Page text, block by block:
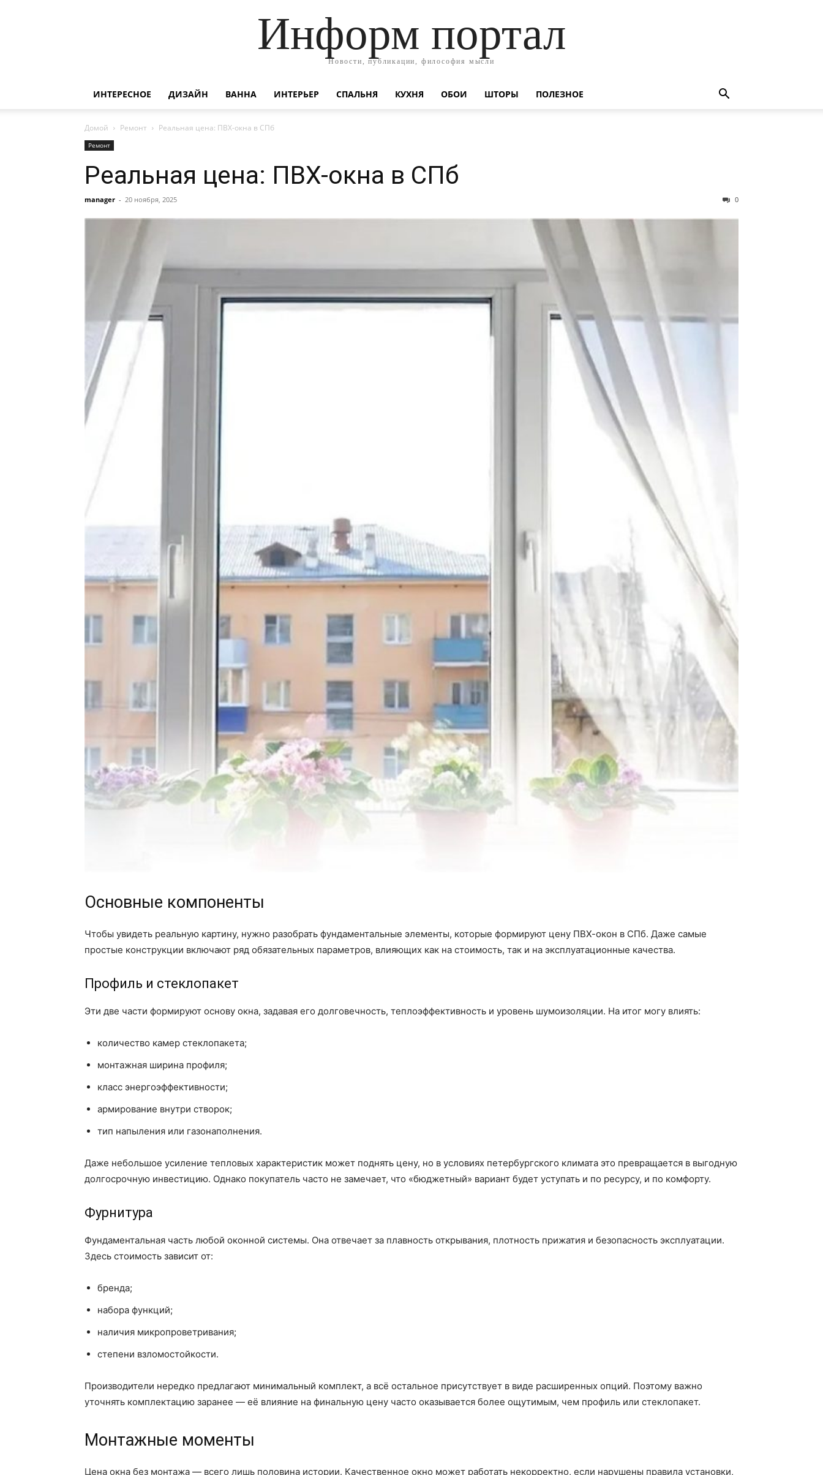
Информ портал
Новости, публикации, философия мысли
ИНТЕРЕСНОЕ ДИЗАЙН ВАННА ИНТЕРЬЕР СПАЛЬНЯ КУХНЯ ОБОИ ШТОРЫ ПОЛЕЗНОЕ
Домой Ремонт Реальная цена: ПВХ-окна в СПб
Ремонт
Реальная цена: ПВХ-окна в СПб
manager - 20 ноября, 2025 0
Основные компоненты
Чтобы увидеть реальную картину, нужно разобрать фундаментальные элементы, которые формируют цену ПВХ-окон в СПб. Даже самые
простые конструкции включают ряд обязательных параметров, влияющих как на стоимость, так и на эксплуатационные качества.
Профиль и стеклопакет
Эти две части формируют основу окна, задавая его долговечность, теплоэффективность и уровень шумоизоляции. На итог могу влиять:
количество камер стеклопакета;
монтажная ширина профиля;
класс энергоэффективности;
армирование внутри створок;
тип напыления или газонаполнения.
Даже небольшое усиление тепловых характеристик может поднять цену, но в условиях петербургского климата это превращается в выгодную
долгосрочную инвестицию. Однако покупатель часто не замечает, что «бюджетный» вариант будет уступать и по ресурсу, и по комфорту.
Фурнитура
Фундаментальная часть любой оконной системы. Она отвечает за плавность открывания, плотность прижатия и безопасность эксплуатации.
Здесь стоимость зависит от:
бренда;
набора функций;
наличия микропроветривания;
степени взломостойкости.
Производители нередко предлагают минимальный комплект, а всё остальное присутствует в виде расширенных опций. Поэтому важно
уточнять комплектацию заранее — её влияние на финальную цену часто оказывается более ощутимым, чем профиль или стеклопакет.
Монтажные моменты
Цена окна без монтажа — всего лишь половина истории. Качественное окно может работать некорректно, если нарушены правила установки,